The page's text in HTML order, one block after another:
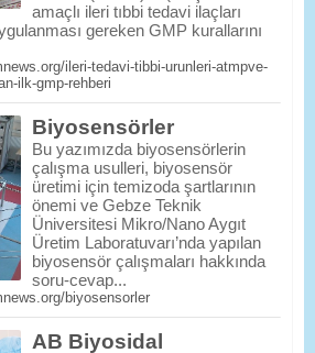
amaçlı ileri tıbbi tedavi ilaçları
gereken GMP kurallarını
ileri-tedavi-tibbi-urunleri-atmpve-
ilk-gmp-rehberi
Biyosensörler
Bu yazımızda biyosensörlerin
çalışma usulleri, biyosensör
üretimi için temizoda şartlarının
önemi ve Gebze Teknik
Üniversitesi Mikro/Nano Aygıt
Üretim Laboratuvarı’nda yapılan
biyosensör çalışmaları hakkında
soru-cevap...
biyosensorler
AB Biyosidal